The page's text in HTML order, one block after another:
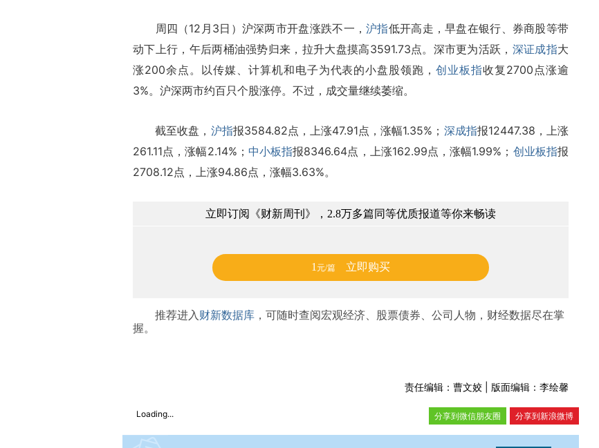
周四（12月3日）沪深两市开盘涨跌不一，沪指低开高走，早盘在银行、券商股等带
动下上行，午后两桶油强势归来，拉升大盘摸高3591.73点。深市更为活跃， 深证成指大
涨200余点。以传媒、计算机和电子为代表的小盘股领跑，创业板指收复2700点涨逾
3%。沪深两市约百只个股涨停。不过，成交量继续萎缩。
截至收盘， 沪指报3584.82点，上涨47.91点，涨幅1.35%； 深成指报12447.38，上涨
261.11点，涨幅2.14%； 中小板指报8346.64点，上涨162.99点，涨幅1.99%； 创业板指报
2708.12点，上涨94.86点，涨幅3.63%。
立即订阅《财新周刊》，2.8万多篇同等优质报道等你来畅读
1 元/篇 立即购买
推荐进入财新数据库 ，可随时查阅宏观经济、股票债券、公司人物，财经数据尽在掌
握。
责任编辑：曹文姣 | 版面编辑：李绘馨
Loading... 分享到新浪微博
分享到微信朋友圈